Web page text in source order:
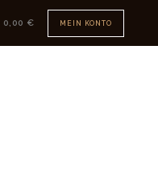
0,00 € MEIN KONTO